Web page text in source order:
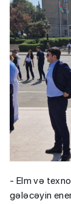
- Elm və
gələcəyin